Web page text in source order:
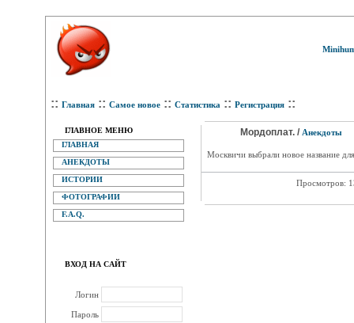
:: Главная :: Самое новое :: Статистика :: Регистрация ::
ГЛАВНОЕ МЕНЮ
ГЛАВНАЯ
АНЕКДОТЫ
ИСТОРИИ
ФОТОГРАФИИ
F.A.Q.
ВХОД НА САЙТ
Логин
Пароль
Мордоплат. / Анекдоты
Москвичи выбрали новое название
Просмотров: